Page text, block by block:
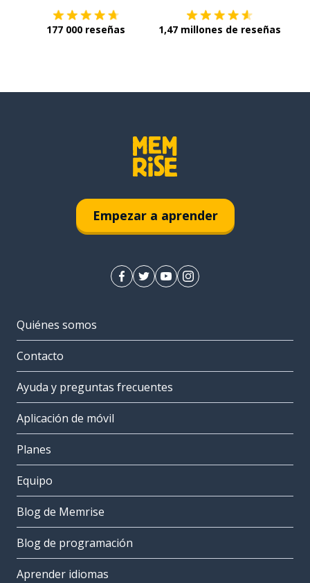
177 000 reseñas 1,47 millones de reseñas
Empezar a aprender
Quiénes somos
Contacto
Ayuda y preguntas frecuentes
Aplicación de móvil
Planes
Equipo
Blog de Memrise
Blog de programación
Aprender idiomas